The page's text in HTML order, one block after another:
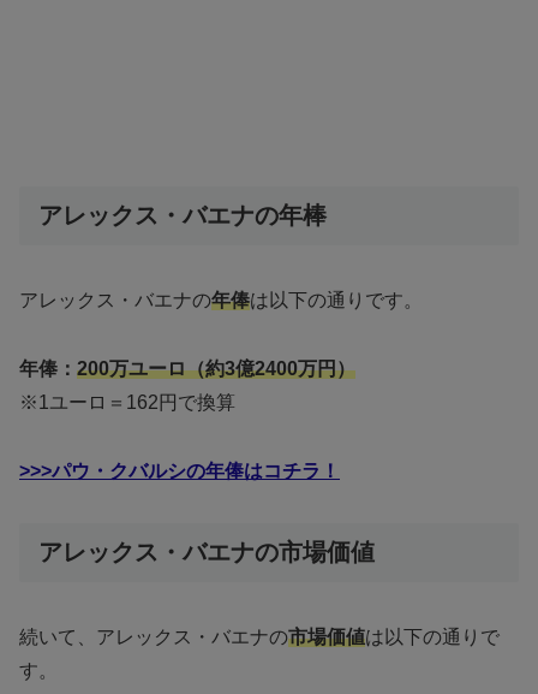
アレックス・バエナの年棒
アレックス・バエナの年俸は以下の通りです。
年俸： 200万ユーロ（約3億2400万円）
※1ユーロ＝162円で換算
>>>パウ・クバルシの年俸はコチラ！
アレックス・バエナの市場価値
続いて、アレックス・バエナの市場価値は以下の通りで
す。